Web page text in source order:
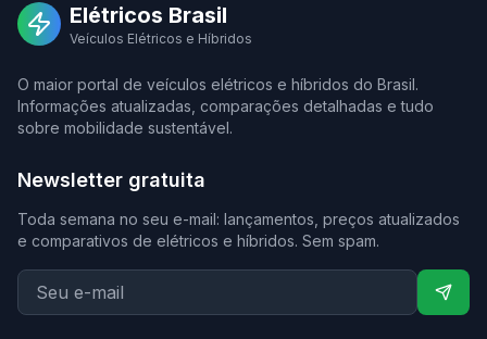
Elétricos Brasil
Veículos Elétricos e Híbridos
O maior portal de veículos elétricos e híbridos do Brasil.
Informações atualizadas, comparações detalhadas e tudo
sobre mobilidade sustentável.
Newsletter gratuita
Toda semana no seu e-mail: lançamentos, preços atualizados
e comparativos de elétricos e híbridos. Sem spam.